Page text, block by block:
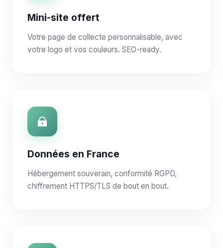
Mini-site offert
Votre page de collecte personnalisable, avec
votre logo et vos couleurs. SEO-ready.
Données en France
Hébergement souverain, conformité RGPD,
chiffrement HTTPS/TLS de bout en bout.